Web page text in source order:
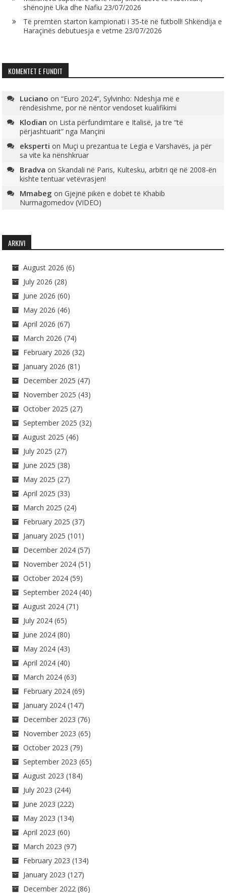
shënojnë Uka dhe Nafiu 23/07/2026
Të premtën starton kampionati i 35-të në futboll! Shkëndija e
Haraçinës debutuesja e vetme 23/07/2026
KOMENTET E FUNDIT
Luciano on“Euro 2024”, Sylvinho: Ndeshja më e
rëndësishme, por në nëntor vendoset kualifikimi
Klodian on Lista përfundimtare e Italisë, ja tre “të
përjashtuarit” nga Mançini
eksperti on Muçi u prezantua te Legia e Varshavës, ja për
sa vite ka nënshkruar
Bradva onSkandali në Paris, Kultesku, arbitri që në 2008-ën
kishte tentuar vetëvrasjen!
Mmabeg onGjejnë pikën e dobët të Khabib
Nurmagomedov (VIDEO)
ARKIVI
August 2026 (6)
July 2026 (28)
June 2026 (60)
May 2026 (46)
April 2026 (67)
March 2026 (74)
February 2026 (32)
January 2026 (81)
December 2025 (47)
November 2025 (43)
October 2025 (27)
September 2025 (32)
August 2025 (46)
July 2025 (27)
June 2025 (38)
May 2025 (27)
April 2025 (33)
March 2025 (24)
February 2025 (37)
January 2025 (101)
December 2024 (57)
November 2024 (51)
October 2024 (59)
September 2024 (40)
August 2024 (71)
July 2024 (65)
June 2024 (80)
May 2024 (43)
April 2024 (40)
March 2024 (63)
February 2024 (69)
January 2024 (147)
December 2023 (76)
November 2023 (65)
October 2023 (79)
September 2023 (65)
August 2023 (184)
July 2023 (244)
June 2023 (222)
May 2023 (134)
April 2023 (60)
March 2023 (97)
February 2023 (134)
January 2023 (127)
December 2022 (86)